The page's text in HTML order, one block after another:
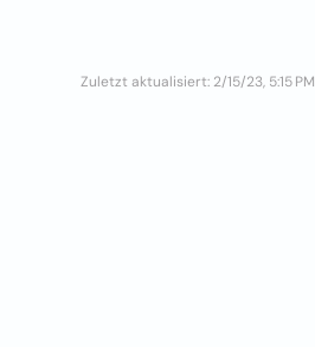
Zuletzt aktualisiert: 2/15/23, 5:15 PM